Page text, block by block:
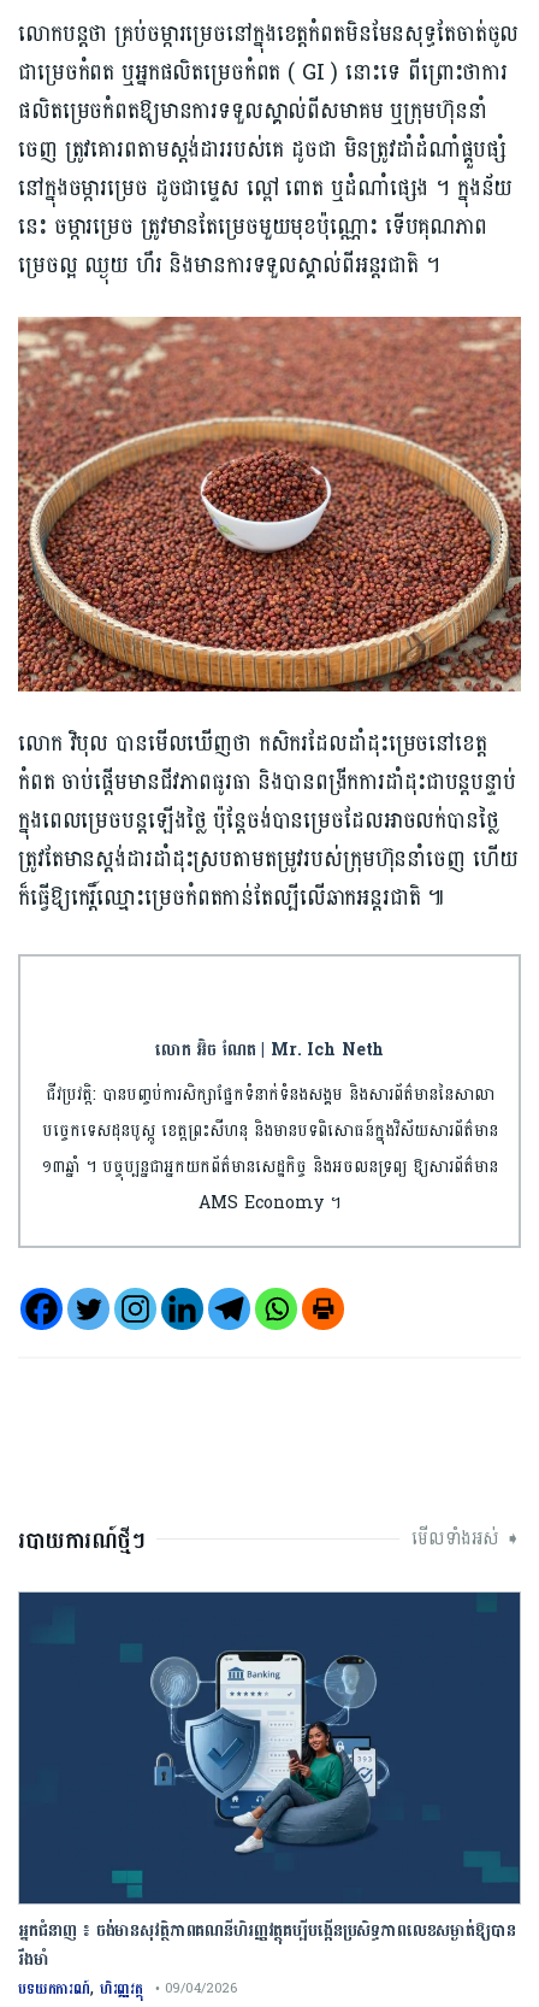
លោក​បន្តថា គ្រប់​ចម្ការម្រេច​នៅក្នុងខេត្ត​កំពត​មិនមែន​សុទ្ធតែចាត់ចូល
ជា​ម្រេច​កំពត​ ឬអ្នកផលិតម្រេច​កំពត ( GI ) នោះទេ ពីព្រោះថា​ការ​
ផលិតម្រេចកំពតឱ្យមានការទទួល​ស្គាល់ពី​សមាគម ឬក្រុមហ៊ុន​នាំ
ចេញ ត្រូវ​គោរព​តាមស្តង់ដារ​របស់គេ ដូចជា ​មិនត្រូវ​ដាំដំណាំផ្គួប​ផ្សំ
នៅក្នុង​ចម្ការ​ម្រេច ដូចជា​ម្ទេស ល្ពៅ ពោត​ ឬដំណាំផ្សេង ។ ក្នុងន័យ
នេះ​ ចម្កា​រម្រេច​ ត្រូវមានតែម្រេច​មួយ​មុខ​ប៉ុណ្ណោះ ទើប​គុណភាព
ម្រេច​ល្អ ឈ្ងុយ ហឹរ និងមានការទទួល​ស្គាល់ពីអន្តរជាតិ ។
លោក​ វិបុល បាន​មើលឃើញថា កសិករដែល​ដាំដុះម្រេច​នៅខេត្ត​
កំពត ចាប់ផ្ដើម​មានជីវភាពធូរធា ​និងបានពង្រីកការ​ដាំដុះជា​បន្ត​បន្ទាប់
ក្នុងពេល​ម្រេច​បន្ត​ឡើងថ្លៃ ប៉ុន្តែ​ចង់បានម្រេច​ដែលអាចលក់​បានថ្លៃ​
ត្រូវតែមានស្តង់ដារ​ដាំដុះស្របតាម​​តម្រូវរបស់​ក្រុមហ៊ុន​នាំចេញ ហើយ
ក៏ធ្វើឱ្យកេរ្តិ៍ឈ្មោះម្រេច​កំពត​កាន់តែល្បីលើ​ឆាកអន្តរជាតិ ៕
លោក អ៊ិច ណែត | Mr. Ich Neth
ជីវប្រវត្តិ: បានបញ្ចប់​ការ​សិក្សា​ផ្នែកទំនាក់ទំនង​សង្គម និងសារព័ត៌មាន​​នៃសាលា​
បច្ចេកទេស​ដុន​បូស្កូ ខេត្តព្រះ​សីហនុ និងមានបទពិសោធន៍​ក្នុងវិស័យ​សារព័ត៌មាន​
១៣ឆ្នាំ ។ បច្ចុប្បន្នជា​អ្នកយកព័ត៌មាន​សេដ្ឋកិច្ច និងអចលនទ្រព្យ​ ឱ្យសារព័ត៌មាន
AMS Economy ។​
របាយការណ៍ថ្មីៗ មើលទាំងអស់ ➧
អ្នកជំនាញ ៖ ចង់មានសុវត្ថិភាពគណនីហិរញ្ញវត្ថុគប្បីបង្កើនប្រសិទ្ធភាពលេខសម្ងាត់ឱ្យបាន
រឹងមាំ
បទយកការណ៍, ហិរញ្ញវត្ថុ • 09/04/2026